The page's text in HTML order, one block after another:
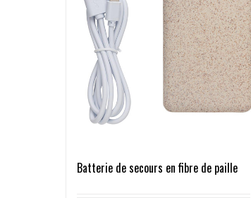
Batterie de secours en fibre de paille